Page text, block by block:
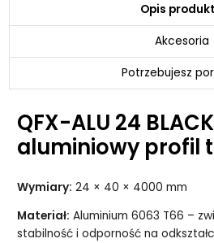
Opis
Akcesoria
Potrzebujesz
QFX-ALU 24
aluminiowy profil
Wymiary: 24 × 40 × 4000 mm
Materiał: Aluminium 6063 T66 –
stabilność i odporność na